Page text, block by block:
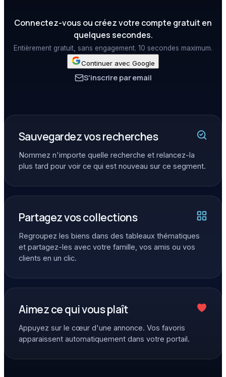
Connectez-vous ou créez votre compte gratuit en
quelques secondes.
Entièrement gratuit, sans engagement. 10 secondes maximum.
Continuer avec Google
S'inscrire par email
Sauvegardez vos recherches
Nommez n'importe quelle recherche et relancez-la
plus tard pour voir ce qui est nouveau sur ce segment.
Partagez vos collections
Regroupez les biens dans des tableaux thématiques
et partagez-les avec votre famille, vos amis ou vos
clients en un clic.
Aimez ce qui vous plaît
Appuyez sur le cœur d'une annonce. Vos favoris
apparaissent automatiquement dans votre portail.